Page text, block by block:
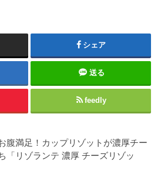
シェア
送る
feedly
腹満足！カップリゾットが濃厚チー
「リゾランテ 濃厚 チーズリゾッ